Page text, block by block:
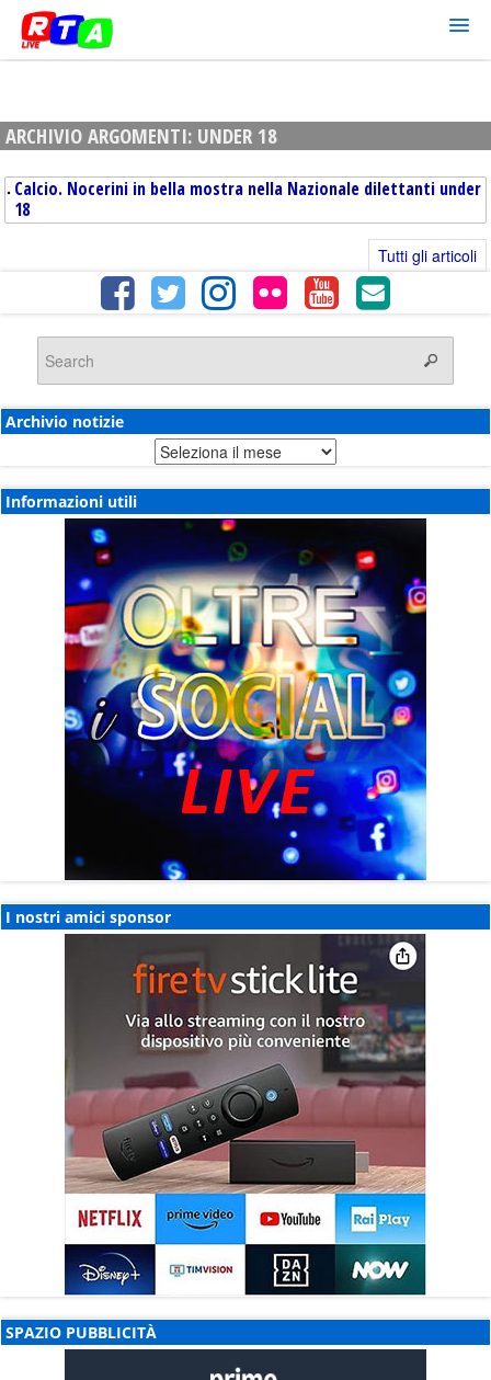
ARCHIVIO ARGOMENTI: UNDER 18
Calcio. Nocerini in bella mostra nella Nazionale dilettanti under
18
Tutti gli articoli
Archivio notizie
Archivio
Informazioni utili
I nostri amici sponsor
SPAZIO PUBBLICITÀ